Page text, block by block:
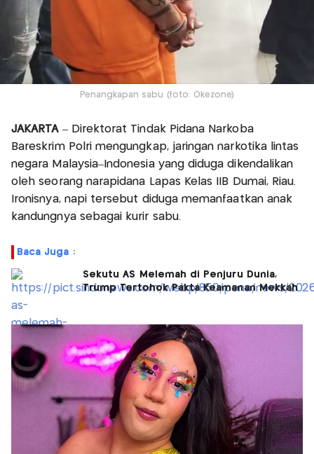
Penangkapan sabu (foto: Okezone)
JAKARTA– Direktorat Tindak Pidana Narkoba
Bareskrim Polri mengungkap, jaringan narkotika lintas
negara Malaysia–Indonesia yang diduga dikendalikan
oleh seorang narapidana Lapas Kelas IIB Dumai, Riau.
Ironisnya, napi tersebut diduga memanfaatkan anak
kandungnya sebagai kurir sabu.
Baca Juga :
Sekutu AS Melemah di Penjuru Dunia,
Trump Tertohok Pakta Keamanan Mekkah